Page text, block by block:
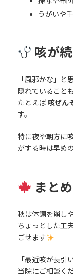
うがいや
咳が
「風邪かな」と
隠れていること
たとえば 咳ぜん
す。
特に夜や朝方に
がする時は早め
まとめ
秋は体調を崩し
ちょっとした工
ごせます
「最近咳が長
当院にご相談く